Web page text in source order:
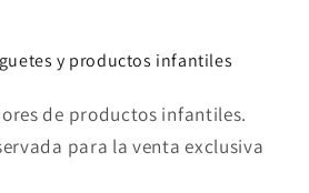
y productos infantiles
de productos infantiles.
para la venta exclusiva